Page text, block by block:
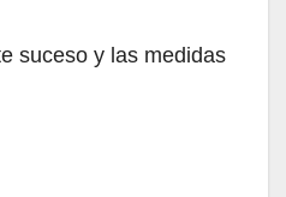
suceso y las medidas